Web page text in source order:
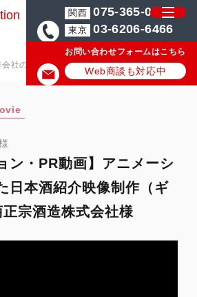
関西 075-365-0571
東京 03-6206-6466
お問い合わせフォームはこちら
Web商談も対応中
会社のJPC 動画制作・映像制作の実績/事例
ン・PR動画】アニメーシ
日本酒紹介映像制作（ギ
宗酒造株式会社様